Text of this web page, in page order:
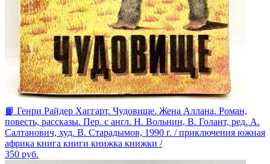
📙 Генри Райдер Хаггарт. Чудовище. Жена Аллана. Роман,
повесть, рассказы. Пер. с англ. Н. Вольнин, В. Голант, ред. А.
Салтанович, худ. В. Старадымов, 1990 г. / приключения южная
африка книга книги книжка книжки /
350 руб.